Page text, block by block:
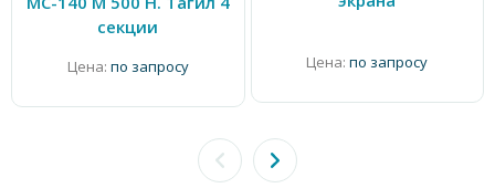
секции
Цена: по запросу Цена: по запросу